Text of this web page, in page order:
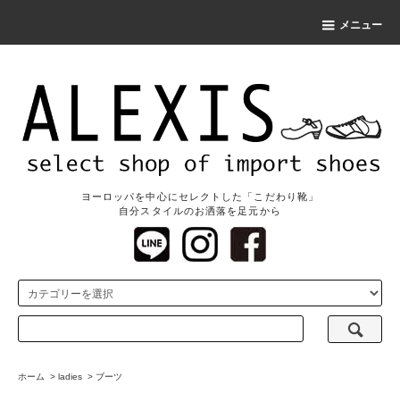
メニュー
ヨーロッパを中心にセレクトした「こだわり靴」
自分スタイルのお洒落を足元から
ホーム > ladies > ブーツ